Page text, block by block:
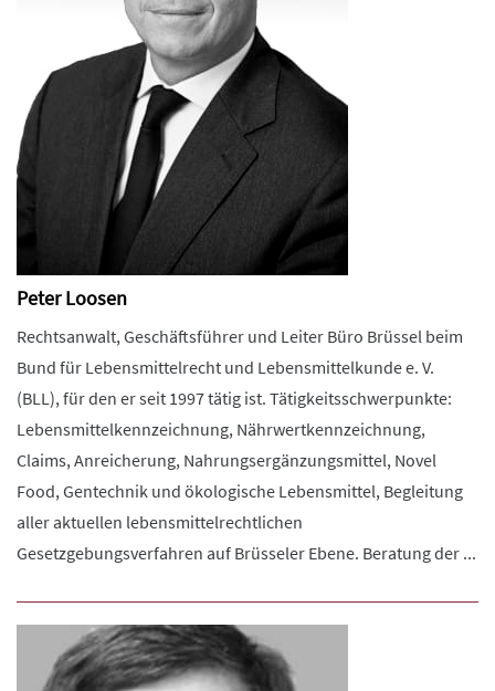
Peter Loosen
Rechtsanwalt, Geschäftsführer und Leiter Büro Brüssel beim
Bund für Lebensmittelrecht und Lebensmittelkunde e. V.
(BLL), für den er seit 1997 tätig ist. Tätigkeitsschwerpunkte:
Lebensmittelkennzeichnung, Nährwertkennzeichnung,
Claims, Anreicherung, Nahrungsergänzungsmittel, Novel
Food, Gentechnik und ökologische Lebensmittel, Begleitung
aller aktuellen lebensmittelrechtlichen
Gesetzgebungsverfahren auf Brüsseler Ebene. Beratung der ...